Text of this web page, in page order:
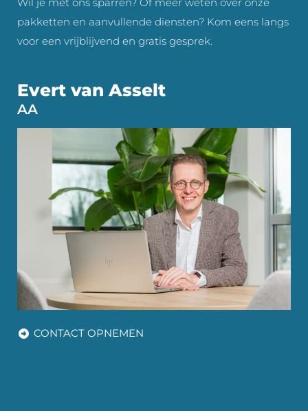
pakketten en aanvullende diensten? Kom eens langs
voor een vrijblijvend en gratis gesprek.
Evert van Asselt
AA
CONTACT OPNEMEN